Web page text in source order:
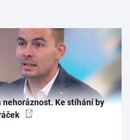
nehoráznost. Ke stíhání by